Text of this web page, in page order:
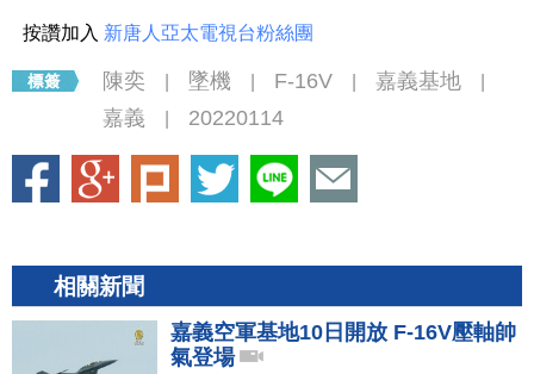
按讚加入 新唐人亞太電視台粉絲團
陳奕 墜機 F-16V 嘉義基地
嘉義 20220114
相關新聞
嘉義空軍基地10日開放 F-16V壓軸帥
氣登場